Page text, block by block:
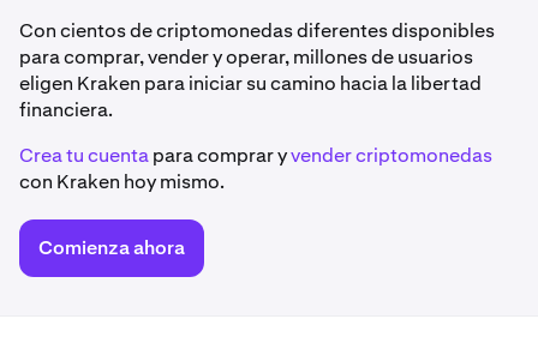
Con cientos de criptomonedas diferentes disponibles
para comprar, vender y operar, millones de usuarios
eligen Kraken para iniciar su camino hacia la libertad
financiera.
Crea tu cuentapara comprar yvender criptomonedas
con Kraken hoy mismo.
Comienza ahora